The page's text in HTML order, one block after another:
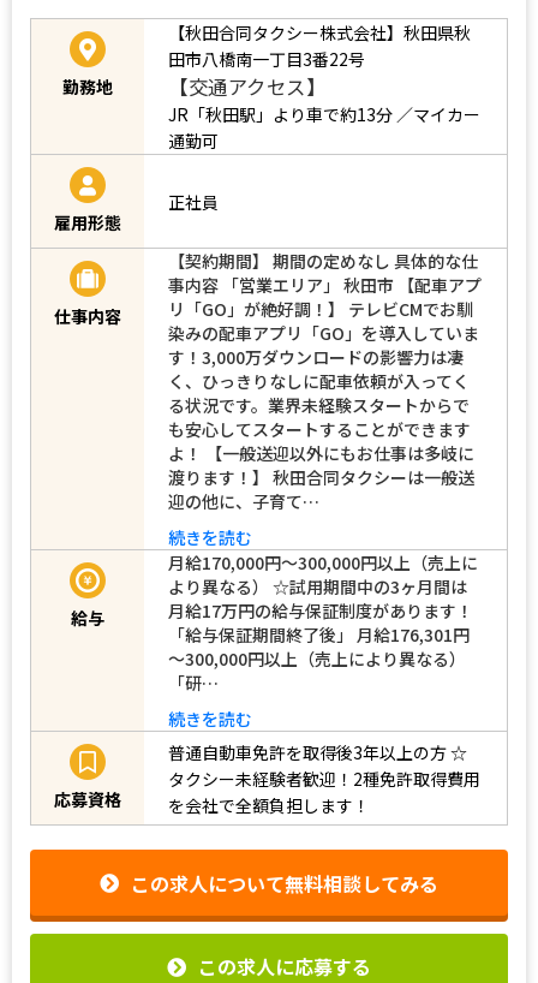
勤務地
【秋田合同タクシー株式会社】秋田県秋
田市八橋南一丁目3番22号
【交通アクセス】
JR「秋田駅」より車で約13分 ／マイカー
通勤可
雇用形態
正社員
仕事内容
【契約期間】 期間の定めなし 具体的な仕
事内容 「営業エリア」 秋田市 【配車アプ
リ「GO」が絶好調！】 テレビCMでお馴
染みの配車アプリ「GO」を導入していま
す！3,000万ダウンロードの影響力は凄
く、ひっきりなしに配車依頼が入ってく
る状況です。業界未経験スタートからで
も安心してスタートすることができます
よ！ 【一般送迎以外にもお仕事は多岐に
渡ります！】 秋田合同タクシーは一般送
迎の他に、子育て…
続きを読む
給与
月給170,000円～300,000円以上（売上に
より異なる） ☆試用期間中の3ヶ月間は
月給17万円の給与保証制度があります！
「給与保証期間終了後」 月給176,301円
～300,000円以上（売上により異なる）
「研…
続きを読む
応募資格
普通自動車免許を取得後3年以上の方☆
タクシー未経験者歓迎！2種免許取得費用
を会社で全額負担します！
この求人について無料相談してみる
この求人に応募する